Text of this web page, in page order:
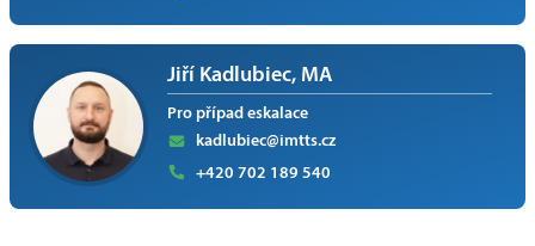
Jiří Kadlubiec, MA
Pro případ eskalace
kadlubiec@imtts.cz
+420 702 189 540